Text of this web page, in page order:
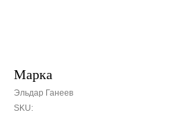
Марка
Эльдар Ганеев
SKU: